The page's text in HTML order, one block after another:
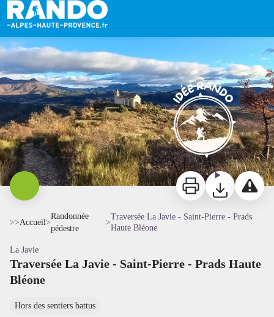
Traversée La Javie - Saint-Pierre - Prads Haute Bléone
ImprimerTéléchargerSignaler
>>Accueil>
Randonnée
pédestre
>
Traversée La Javie - Saint-Pierre - Prads
Haute Bléone
La Javie
Traversée La Javie - Saint-Pierre - Prads Haute
Bléone
Hors des sentiers battus